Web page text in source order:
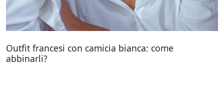
Outfit francesi con camicia bianca: come
abbinarli?